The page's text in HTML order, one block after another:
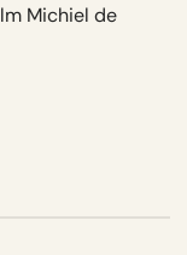
Michiel de